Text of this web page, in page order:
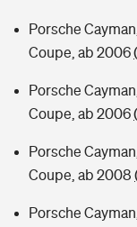
Kinderunfall-
Sie haben Fragen?
Porsche
Coupe, ab 2006
Porsche
Coupe, ab 2006
Porsche
Coupe, ab 2008
Porsche